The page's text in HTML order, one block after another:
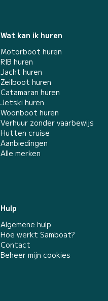
Wat kan ik huren
Motorboot huren
RIB huren
Jacht huren
Zeilboot huren
Catamaran huren
Jetski huren
Woonboot huren
Verhuur zonder vaarbewijs
Hutten cruise
Aanbiedingen
Alle merken
Hulp
Algemene hulp
Hoe werkt Samboat?
Contact
Beheer mijn cookies